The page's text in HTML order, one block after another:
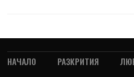
НАЧАЛО РАЗКРИТИЯ